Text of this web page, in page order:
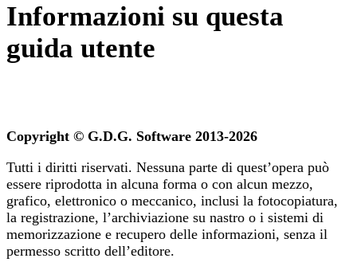
Informazioni su questa
guida utente
Copyright © G.D.G. Software 2013-2026
Tutti i diritti riservati. Nessuna parte di quest’opera può
essere riprodotta in alcuna forma o con alcun mezzo,
grafico, elettronico o meccanico, inclusi la fotocopiatura,
la registrazione, l’archiviazione su nastro o i sistemi di
memorizzazione e recupero delle informazioni, senza il
permesso scritto dell’editore.